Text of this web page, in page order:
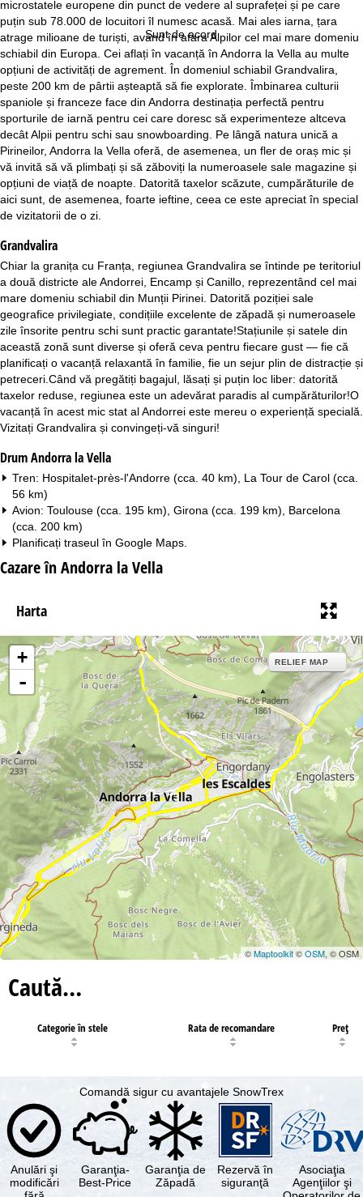
Sunt de acord
microstatele europene din punct de vedere al suprafeței și pe care
puțin sub 78.000 de locuitori îl numesc acasă. Mai ales iarna, țara
atrage milioane de turiști, având în afara Alpilor cel mai mare domeniu
schiabil din Europa. Cei aflați în vacanță în Andorra la Vella au multe
opțiuni de activități de agrement. În domeniul schiabil Grandvalira,
peste 200 km de pârtii așteaptă să fie explorate. Îmbinarea culturii
spaniole și franceze face din Andorra destinația perfectă pentru
sporturile de iarnă pentru cei care doresc să experimenteze altceva
decât Alpii pentru schi sau snowboarding. Pe lângă natura unică a
Pirineilor, Andorra la Vella oferă, de asemenea, un fler de oraș mic și
vă invită să vă plimbați și să zăboviți la numeroasele sale magazine și
opțiuni de viață de noapte. Datorită taxelor scăzute, cumpărăturile de
aici sunt, de asemenea, foarte ieftine, ceea ce este apreciat în special
de vizitatorii de o zi.
Grandvalira
Chiar la granița cu Franța, regiunea Grandvalira se întinde pe teritoriul
a două districte ale Andorrei, Encamp și Canillo, reprezentând cel mai
mare domeniu schiabil din Munții Pirinei. Datorită poziției sale
geografice privilegiate, condițiile excelente de zăpadă și numeroasele
zile însorite pentru schi sunt practic garantate!Stațiunile și satele din
această zonă sunt diverse și oferă ceva pentru fiecare gust — fie că
planificați o vacanță relaxantă în familie, fie un sejur plin de distracție și
petreceri.Când vă pregătiți bagajul, lăsați și puțin loc liber: datorită
taxelor reduse, regiunea este un adevărat paradis al cumpărăturilor!O
vacanță în acest mic stat al Andorrei este mereu o experiență specială.
Vizitați Grandvalira și convingeți-vă singuri!
Drum Andorra la Vella
Tren: Hospitalet-près-l'Andorre (cca. 40 km), La Tour de Carol (cca.
56 km)
Avion: Toulouse (cca. 195 km), Girona (cca. 199 km), Barcelona
(cca. 200 km)
Planificați traseul în Google Maps
Cazare în Andorra la Vella
Harta
13
+
-
RELIEF MAP
©Maptoolkit©OSM, © OSM
Caută…
Categorie în stele Rata de recomandare Preţ
Comandă sigur cu avantajele SnowTrex
Anulări şi
modificări
Garanţia-
Best-Price
Garanţia de
Zăpadă
Rezervă în
siguranţă
Asociaţia
Agenţiilor şi